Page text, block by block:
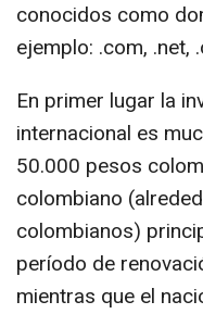
conocidos como
ejemplo: .com, .net,
En primer lugar la
internacional es
50.000 pesos
colombiano
colombianos)
período de
mientras que el